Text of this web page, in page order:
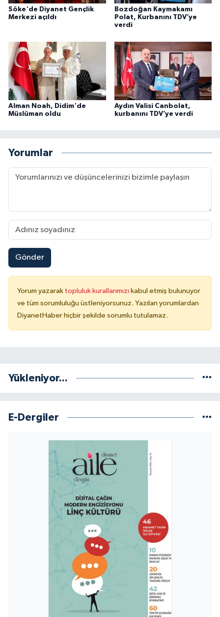
Söke'de Diyanet Gençlik
Merkezi açıldı
Bozdoğan Kaymakamı
Polat, Kurbanını TDV’ye
verdi
Alman Noah, Didim'de
Müslüman oldu
Aydın Valisi Canbolat,
kurbanını TDV’ye verdi
Yorumlar
Gönder
Yorum yazarak topluluk kurallarımızı kabul etmiş bulunuyor
ve tüm sorumluluğu üstleniyorsunuz. Yazılan yorumlardan
DiyanetHaber hiçbir şekilde sorumlu tutulamaz.
Yükleniyor...
E-Dergiler
Konya Müftülüğü
Kütahya Müftülüğü
Malatya Müftülüğü
Manisa Müftülüğü
Muğla Müftülüğü
Nevşehir Müftülüğü
Ordu Müftülüğü
Osmaniye Müftülüğü
Rize Müftülüğü
Sinop Müftülüğü
Şanlıurfa Müftülüğü
Şırnak Müftülüğü
Tekirdağ Müftülüğü
Tokat Müftülüğü
Trabzon Müftülüğü
Tunceli Müftülüğü